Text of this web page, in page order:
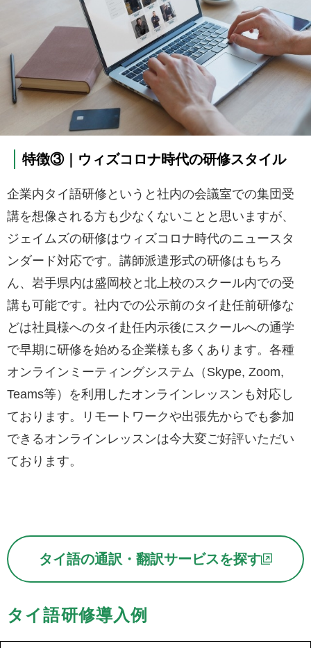
特徴③｜ウィズコロナ時代の研修スタイル
企業内タイ語研修というと社内の会議室での集団受
講を想像される方も少なくないことと思いますが、
ジェイムズの研修はウィズコロナ時代のニュースタ
ンダード対応です。講師派遣形式の研修はもちろ
ん、岩手県内は盛岡校と北上校のスクール内での受
講も可能です。社内での公示前のタイ赴任前研修な
どは社員様へのタイ赴任内示後にスクールへの通学
で早期に研修を始める企業様も多くあります。各種
オンラインミーティングシステム（Skype, Zoom,
Teams等）を利用したオンラインレッスンも対応し
ております。リモートワークや出張先からでも参加
できるオンラインレッスンは今大変ご好評いただい
ております。
タイ語の通訳・翻訳サービスを探す
タイ語研修導入例